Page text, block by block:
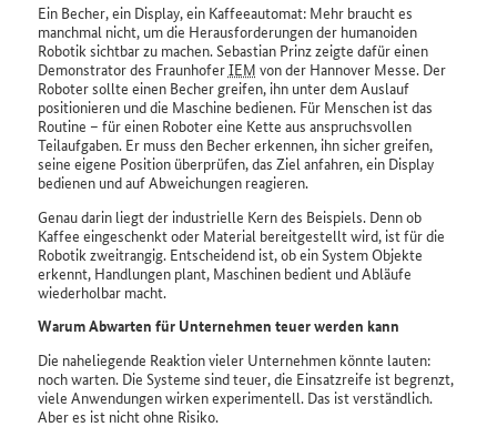
Ein Becher, ein Display, ein Kaffeeautomat: Mehr braucht es
manchmal nicht, um die Herausforderungen der humanoiden
Robotik sichtbar zu machen. Sebastian Prinz zeigte dafür einen
Demonstrator des FraunhoferIEM von der Hannover Messe. Der
Roboter sollte einen Becher greifen, ihn unter dem Auslauf
positionieren und die Maschine bedienen. Für Menschen ist das
Routine – für einen Roboter eine Kette aus anspruchsvollen
Teilaufgaben. Er muss den Becher erkennen, ihn sicher greifen,
seine eigene Position überprüfen, das Ziel anfahren, ein Display
bedienen und auf Abweichungen reagieren.
Genau darin liegt der industrielle Kern des Beispiels. Denn ob
Kaffee eingeschenkt oder Material bereitgestellt wird, ist für die
Robotik zweitrangig. Entscheidend ist, ob ein System Objekte
erkennt, Handlungen plant, Maschinen bedient und Abläufe
wiederholbar macht.
Warum Abwarten für Unternehmen teuer werden kann
Die naheliegende Reaktion vieler Unternehmen könnte lauten:
noch warten. Die Systeme sind teuer, die Einsatzreife ist begrenzt,
viele Anwendungen wirken experimentell. Das ist verständlich.
Aber es ist nicht ohne Risiko.